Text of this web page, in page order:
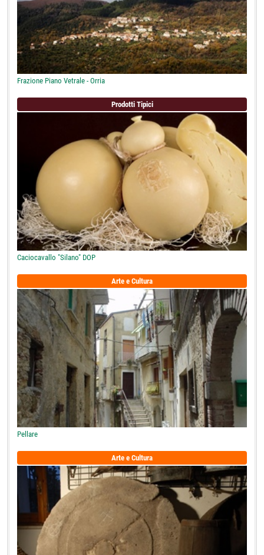
Frazione Piano Vetrale - Orria
Prodotti Tipici
Caciocavallo "Silano" DOP
Arte e Cultura
Pellare
Arte e Cultura